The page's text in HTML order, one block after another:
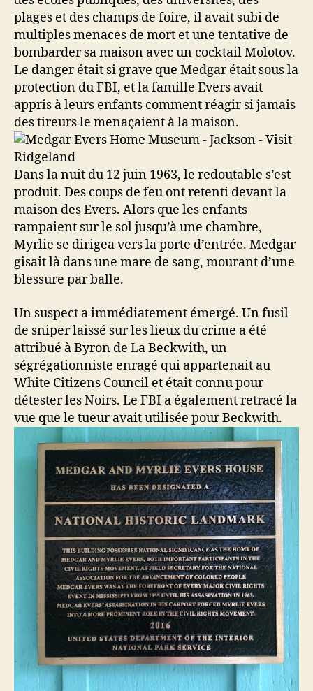
plages et des champs de foire, il avait subi de
multiples menaces de mort et une tentative de
bombarder sa maison avec un cocktail Molotov.
Le danger était si grave que Medgar était sous la
protection du FBI, et la famille Evers avait
appris à leurs enfants comment réagir si jamais
des tireurs le menaçaient à la maison.
Dans la nuit du 12 juin 1963, le redoutable s’est
produit. Des coups de feu ont retenti devant la
maison des Evers. Alors que les enfants
rampaient sur le sol jusqu’à une chambre,
Myrlie se dirigea vers la porte d’entrée. Medgar
gisait là dans une mare de sang, mourant d’une
blessure par balle.
Un suspect a immédiatement émergé. Un fusil
de sniper laissé sur les lieux du crime a été
attribué à Byron de La Beckwith, un
ségrégationniste enragé qui appartenait au
White Citizens Council et était connu pour
détester les Noirs. Le FBI a également retracé la
vue que le tueur avait utilisée pour Beckwith.